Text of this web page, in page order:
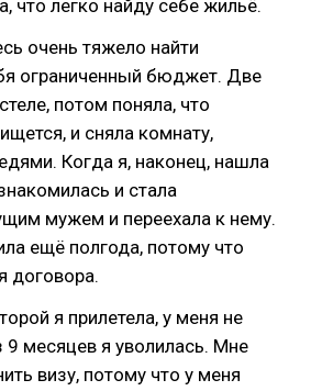
что легко найду себе жильё.
очень тяжело найти
ограниченный бюджет. Две
потом поняла, что
и сняла комнату,
Когда я, наконец, нашла
и стала
мужем и переехала к нему.
ещё полгода, потому что
договора.
я прилетела, у меня не
9 месяцев я уволилась. Мне
визу, потому что у меня